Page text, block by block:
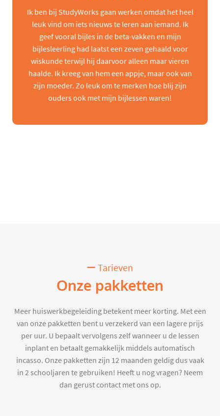
Ik ben bij StudyWorks gaan werken omdat het heel
leuk vind om iets nieuws te leren aan iemand. Ik
geef vooral bijles in de beta-vakken en mijn
bijlesleerling had laatst een zeven gehaald voor
wiskunde terwijl hij daarvoor alleen maar vieren
haalde. Ik kreeg van hem een appje, maar ook van
zijn moeder. Zo leuk om te merken hoe blij zijn
ouders ook met mijn bijlessen waren!
Tarieven
Onze pakketten
Meer huiswerkbegeleiding betekent meer korting. Met een
van onze pakketten bent u verzekerd van een lagere prijs
per uur. U bepaalt vervolgens zelf wanneer u de lessen
inplant en betaalt gemakkelijk middels automatisch
incasso. Onze pakketten zijn 12 maanden geldig dus vaak
in 2 schooljaren te gebruiken! Heeft u nog vragen? Neem
dan gerust contact met ons op.